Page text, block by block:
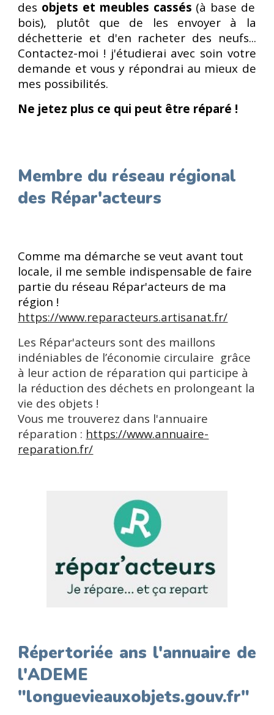
des objets et meubles cassés (à base de
bois), plutôt que de les envoyer à la
déchetterie et d'en racheter des neufs...
Contactez-moi ! j'étudierai avec soin votre
demande et vous y répondrai au mieux de
mes possibilités.
Ne jetez plus ce qui peut être réparé !
Membre du réseau régional
des Répar'acteurs
Comme ma démarche se veut avant tout
locale, il me semble indispensable de faire
partie du réseau Répar'acteurs de ma
région !
https://www.reparacteurs.artisanat.fr/
Les Répar'acteurs sont des maillons
indéniables de l’économie circulaire grâce
à leur action de réparation qui participe à
la réduction des déchets en prolongeant la
vie des objets !
Vous me trouverez dans l'annuaire
réparation : https://www.annuaire-
reparation.fr/
Répertoriée ans l'annuaire de
l'ADEME
"longuevieauxobjets.gouv.fr"